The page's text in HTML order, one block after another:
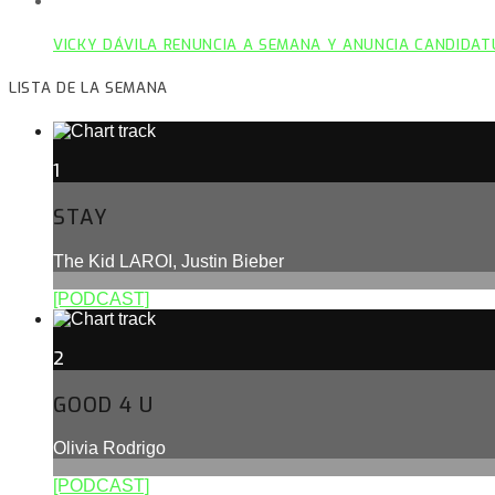
VICKY DÁVILA RENUNCIA A SEMANA Y ANUNCIA
LISTA DE LA SEMANA
1
STAY
The Kid LAROI, Justin Bieber
[PODCAST]
2
GOOD 4 U
Olivia Rodrigo
[PODCAST]